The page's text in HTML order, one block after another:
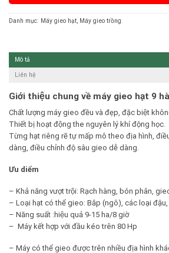
Danh mục: Máy gieo hạt, Máy gieo trồng
Mô tả
Liên hệ
Giới thiệu chung về máy gieo hạt 9
Chất lượng máy gieo đều và đẹp, đặc biệt
Thiết bị hoạt động the nguyên lý khí động học.
Từng hạt riêng rẽ tự mấp mô theo địa hình,
dàng, điều chỉnh độ sâu gieo dễ dàng.
Ưu diểm
– Khả năng vượt trội: Rạch hàng, bón phân,
– Loại hạt có thể gieo: Bắp (ngô), các loại đậu,
– Năng suất :hiệu quả 9-15 ha/8 giờ
– Máy kết hợp với đầu kéo trên 80 Hp
– Máy có thể gieo được trên nhiều địa hình